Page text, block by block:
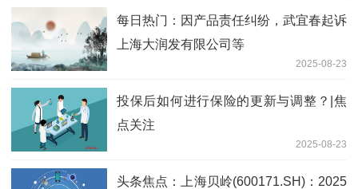
每日热门：因产品责任纠纷，武宜春起诉
上海大润发有限公司等
2025-08-23
投保后如何进行保险的更新与调整？|焦
点关注
2025-08-23
头条焦点：上海贝岭(600171.SH)：2025